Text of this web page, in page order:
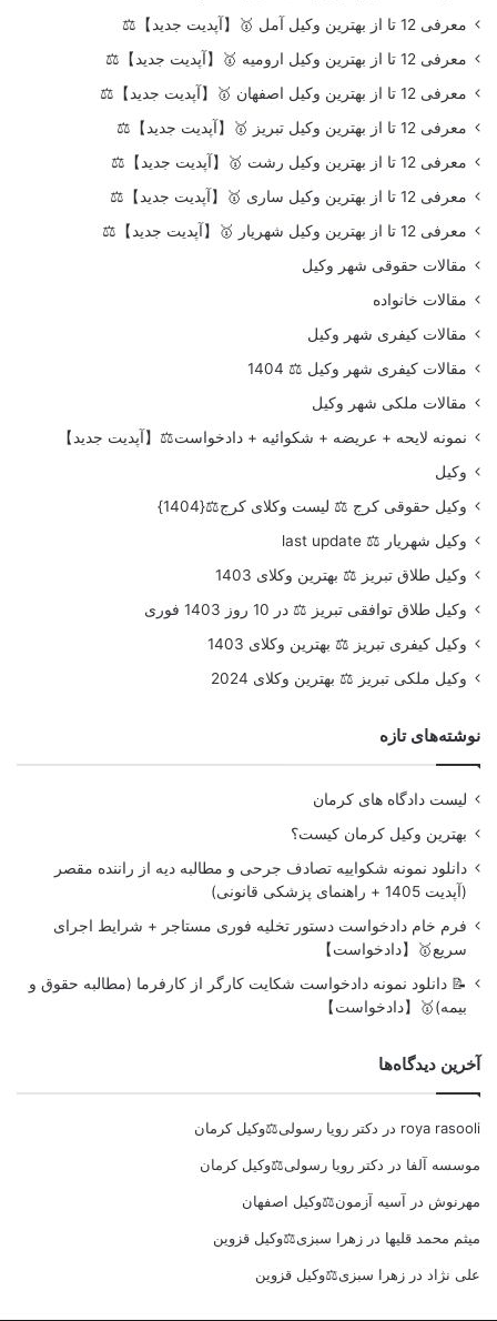
معرفی 12 تا از بهترین وکیل آمل 🥇【آپدیت جدید】⚖️
معرفی 12 تا از بهترین وکیل ارومیه 🥇【آپدیت جدید】⚖️
معرفی 12 تا از بهترین وکیل اصفهان 🥇【آپدیت جدید】⚖️
معرفی 12 تا از بهترین وکیل تبریز 🥇【آپدیت جدید】⚖️
معرفی 12 تا از بهترین وکیل رشت 🥇【آپدیت جدید】⚖️
معرفی 12 تا از بهترین وکیل ساری 🥇【آپدیت جدید】⚖️
معرفی 12 تا از بهترین وکیل شهریار 🥇【آپدیت جدید】⚖️
مقالات حقوقی شهر وکیل
مقالات خانواده
مقالات کیفری شهر وکیل
مقالات کیفری شهر وکیل ⚖️ 1404
مقالات ملکی شهر وکیل
نمونه لایحه + عریضه + شکوائیه + دادخواست⚖️【آپدیت جدید】
وکیل
وکیل حقوقی کرج ⚖️ لیست وکلای کرج⚖️{1404}
وکیل شهریار ⚖️ last update
وکیل طلاق تبریز ⚖️ بهترین وکلای 1403
وکیل طلاق توافقی تبریز ⚖️ در 10 روز 1403 فوری
وکیل کیفری تبریز ⚖️ بهترین وکلای 1403
وکیل ملکی تبریز ⚖️ بهترین وکلای 2024
نوشته‌های تازه
لیست دادگاه های کرمان
بهترین وکیل کرمان کیست؟
دانلود نمونه شکواییه تصادف جرحی و مطالبه دیه از راننده مقصر
(آپدیت 1405 + راهنمای پزشکی قانونی)
فرم خام دادخواست دستور تخلیه فوری مستاجر + شرایط اجرای
سریع🥇【دادخواست】
📝 دانلود نمونه دادخواست شکایت کارگر از کارفرما (مطالبه حقوق و
بیمه)🥇【دادخواست】
آخرین دیدگاه‌ها
roya rasooli در دکتر رویا رسولی⚖️وکیل کرمان
موسسه آلفا در دکتر رویا رسولی⚖️وکیل کرمان
مهرنوش در آسیه آزمون⚖️وکیل اصفهان
میثم محمد قلیها در زهرا سبزی⚖️وکیل قزوین
علی نژاد در زهرا سبزی⚖️وکیل قزوین